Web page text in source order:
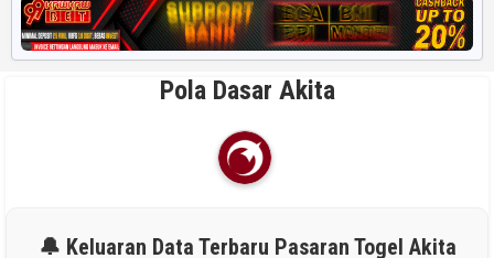
Pola Dasar Akita
🔔 Keluaran Data Terbaru Pasaran Togel Akita